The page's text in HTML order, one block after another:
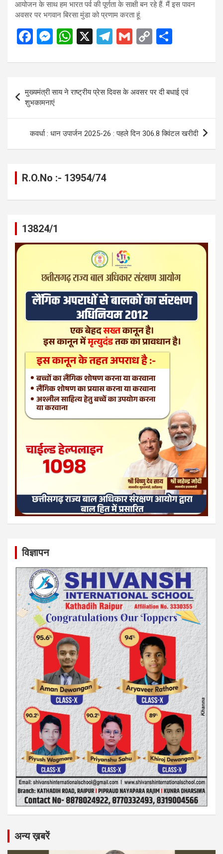
आयोजन के साथ हम भारत पर्व की पूर्णता के साक्षी बन रहे हैं. मैं इस पावन
अवसर पर भगवान बिरसा मुंडा को प्रणाम करता हूं.
F
ce
b
o
o
k
M
se
g
er
W
at
A
p
p
X
T
e
gr
a
m
G
ail
C
py
Li
n
k
ar
e
navigation
मुख्यमंत्री साय ने राष्ट्रीय प्रेस दिवस के अवसर पर दी बधाई एवं
शुभकामनाएं
कवर्धा : धान उपार्जन 2025-26 : पहले दिन 306.8 क्विंटल खरीदी
R.O.No :- 13954/74
13824/1
विज्ञापन
अन्य ख़बरें